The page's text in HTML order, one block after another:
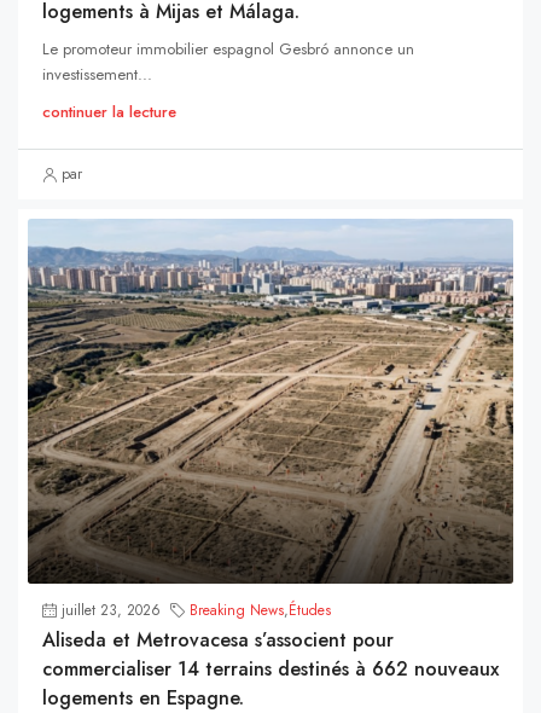
logements à Mijas et Málaga.
Le promoteur immobilier espagnol Gesbró annonce un
investissement...
continuer la lecture
par
juillet 23, 2026 Breaking News,Études
Aliseda et Metrovacesa s’associent pour
commercialiser 14 terrains destinés à 662 nouveaux
logements en Espagne.